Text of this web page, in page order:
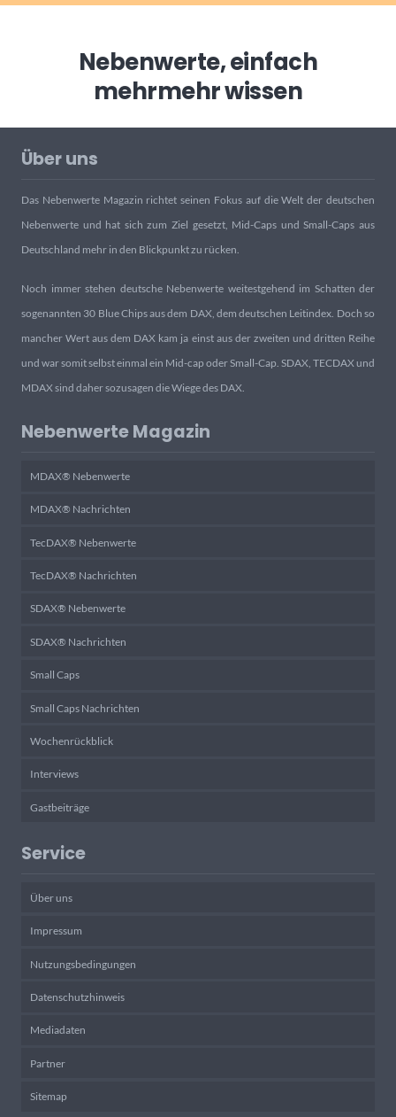
Nebenwerte, einfach
mehrmehr wissen
Über uns
Das Nebenwerte Magazin richtet seinen Fokus auf die Welt der deutschen
Nebenwerte und hat sich zum Ziel gesetzt, Mid-Caps und Small-Caps aus
Deutschland mehr in den Blickpunkt zu rücken.
Noch immer stehen deutsche Nebenwerte weitestgehend im Schatten der
sogenannten 30 Blue Chips aus dem DAX, dem deutschen Leitindex. Doch so
mancher Wert aus dem DAX kam ja einst aus der zweiten und dritten Reihe
und war somit selbst einmal ein Mid-cap oder Small-Cap. SDAX, TECDAX und
MDAX sind daher sozusagen die Wiege des DAX.
Nebenwerte Magazin
MDAX® Nebenwerte
MDAX® Nachrichten
TecDAX® Nebenwerte
TecDAX® Nachrichten
SDAX® Nebenwerte
SDAX® Nachrichten
Small Caps
Small Caps Nachrichten
Wochenrückblick
Interviews
Gastbeiträge
Service
Über uns
Impressum
Nutzungsbedingungen
Datenschutzhinweis
Mediadaten
Partner
Sitemap